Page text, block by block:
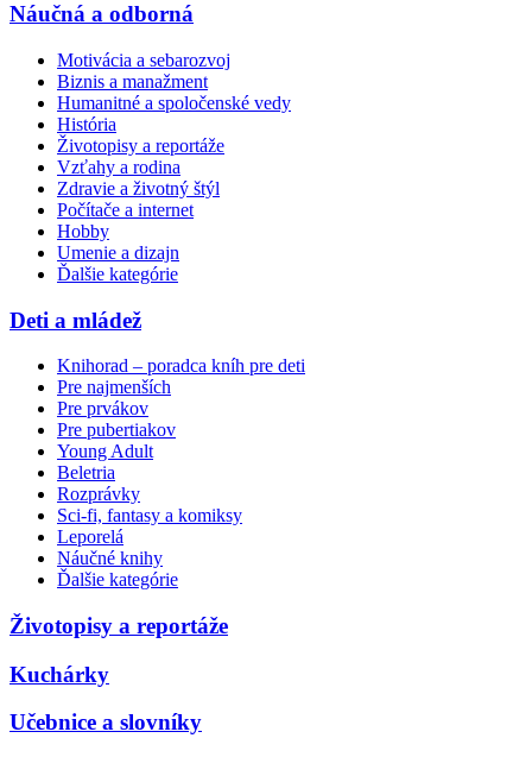
Náučná a odborná
Motivácia a sebarozvoj
Biznis a manažment
Humanitné a spoločenské vedy
História
Životopisy a reportáže
Vzťahy a rodina
Zdravie a životný štýl
Počítače a internet
Hobby
Umenie a dizajn
Ďalšie kategórie
Deti a mládež
Knihorad – poradca kníh pre deti
Pre najmenších
Pre prvákov
Pre pubertiakov
Young Adult
Beletria
Rozprávky
Sci-fi, fantasy a komiksy
Leporelá
Náučné knihy
Ďalšie kategórie
Životopisy a reportáže
Kuchárky
Učebnice a slovníky